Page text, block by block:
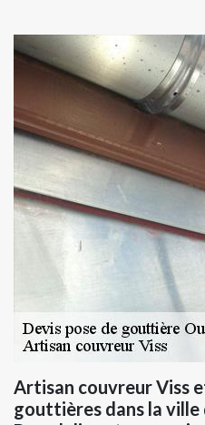
Artisan couvreur Viss
gouttières dans la ville